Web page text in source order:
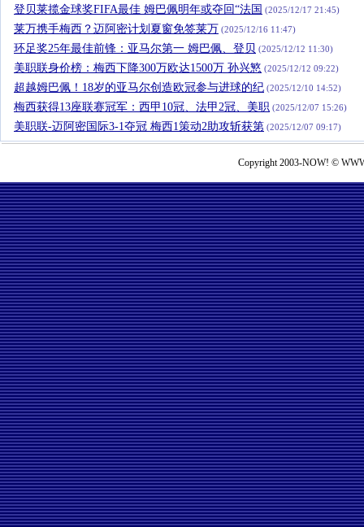
登贝莱揽金球奖FIFA最佳 姆巴佩明年或夺回“法国 (2025/12/17 21:45)
莱万携手梅西？迈阿密计划夏窗免签莱万 (2025/12/16 11:47)
环足奖25年最佳前锋：亚马尔第一 姆巴佩、登贝 (2025/12/12 11:30)
美职联身价榜：梅西下降300万欧达1500万 孙兴慜 (2025/12/12 09:22)
超越姆巴佩！18岁的亚马尔创造欧冠参与进球的纪 (2025/12/10 14:52)
梅西获得13座联赛冠军：西甲10冠、法甲2冠、美职 (2025/12/07 15:26)
美职联-迈阿密国际3-1夺冠 梅西1策动2助攻斩获第 (2025/12/07 09:17)
Copyright 2003-NOW! ©